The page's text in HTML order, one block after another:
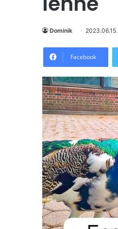
Dominik 2023.06.15.
Facebook